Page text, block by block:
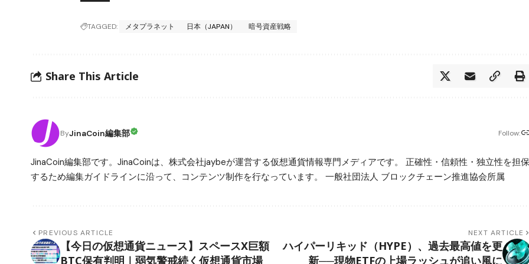
TAGGED: メタプラネット 日本（JAPAN） 暗号資産戦略
Share This Article
ByJinaCoin編集部 Follow:
JinaCoin編集部です。JinaCoinは、株式会社jaybeが運営する仮想通貨情報専門メディアです。 正確性・信頼性・独立性を担保
するため編集ガイドラインに沿って、コンテンツ制作を行なっています。 一般社団法人 ブロックチェーン推進協会所属
PREVIOUS ARTICLE
【今日の仮想通貨ニュース】スペースX巨額
BTC保有判明｜弱気警戒続く仮想通貨市場
NEXT ARTICLE
ハイパーリキッド（HYPE）、過去最高値を更
新──現物ETFの上場ラッシュが追い風に